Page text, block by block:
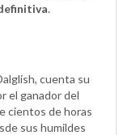
.
cuenta su
el ganador del
cientos de horas
sus humildes